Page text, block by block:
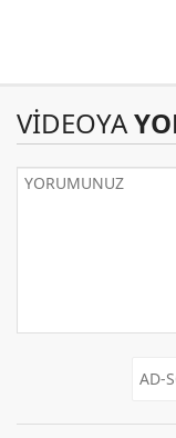
VİDEOYA